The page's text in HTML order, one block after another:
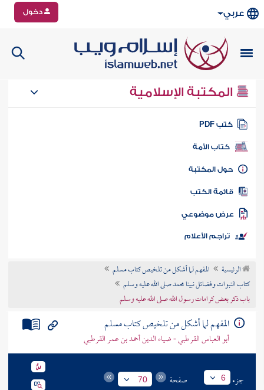
عربي دخول
المكتبة الإسلامية
كتب PDF
كتاب الأمة
المكتبة
الكتب
موضوعي
تراجم الأعلام
الرئيسية
المفهم لما أشكل من تلخيص كتاب مسلم
كتاب النبوات وفضائل نبينا محمد صلى الله عليه وسلم
باب ذكر بعض كرامات رسول الله صلى الله عليه وسلم
المفهم لما أشكل من تلخيص كتاب مسلم
أبو العباس القرطبي - ضياء الدين أحمد بن عمر القرطبي
جزء 6 صفحة 70